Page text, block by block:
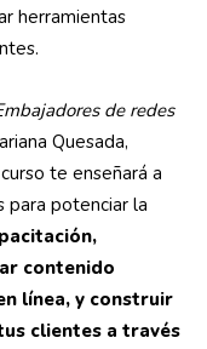
herramientas
de redes
Quesada,
te enseñará a
para potenciar la
contenido
línea, y construir
clientes a través